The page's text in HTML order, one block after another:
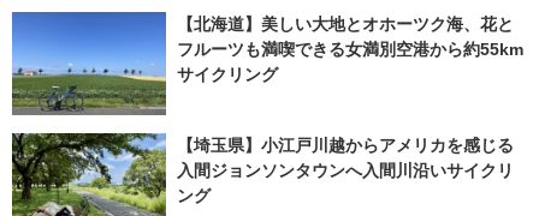
【北海道】美しい大地とオホーツク海、花と
フルーツも満喫できる女満別空港から約55km
サイクリング
【埼玉県】小江戸川越からアメリカを感じる
入間ジョンソンタウンへ入間川沿いサイクリ
ング